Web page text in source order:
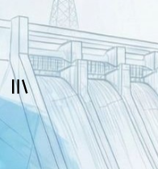
Перейти
к
содержимому